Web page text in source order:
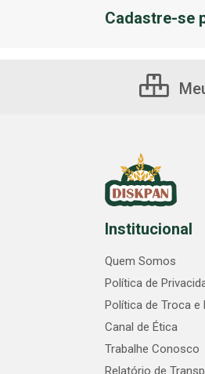
Cadastre-se
Institucional
Quem Somos
Política de
Política de Troca e
Canal de Ética
Trabalhe Conosco
Relatório de